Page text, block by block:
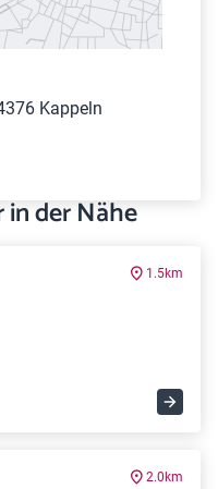
Kappeln
der Nähe
1.5km
2.0km